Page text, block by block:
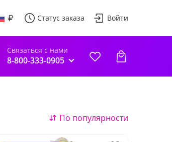
Статус заказа Войти
Связаться с нами
8-800-333-0905
По популярности